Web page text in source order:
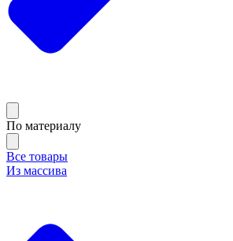
По материалу
Все товары
Из массива